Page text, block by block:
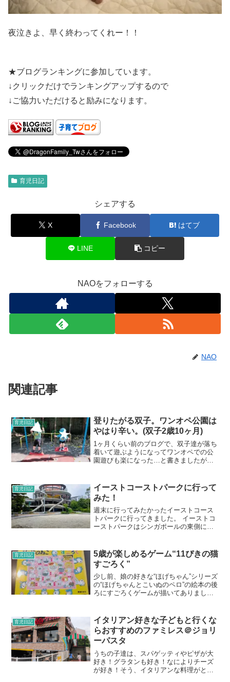
夜泣きよ、早く終わってくれー！！
★ブログランキングに参加しています。
↓クリックだけでランキングアップするので
↓ご協力いただけると励みになります。
育児日記
シェアする
X Facebook はてブ
LINE コピー
NAOをフォローする
NAO
関連記事
育児日記
登りたがる双子。ワンオペ公園は
やはり辛い。(双子2歳10ヶ月)
1ヶ月くらい前のブログで、双子達が落ち
着いて遊ぶようになってワンオペでの公
園遊びも楽になった…と書きましたが、
の娘を連れてのワンオペ公園は概ね大
変！でした。。最近...
育児日記
イーストコーストパークに行って
みた！
週末に行ってみたかったイーストコース
トパークに行ってきました。 イーストコ
ーストパークはシンガポールの東側にあ
ん。 でも、遊具がたくさんあったりカフ
[…]
育児日記
5歳が楽しめるゲーム“11ぴきの猫
すごろく”
少し前、娘の好きな“ほげちゃん”シリーズ
の“ほげちゃんとこいぬのペロ”の絵本の後
ろにすごろくゲームが描いてありまし
のですが、数は数えられるのでとても楽
しかったようで...
育児日記
イタリアン好きな子どもと行くな
らおすすめのファミレス＠ジョリ
ーパスタ
うちの子達は、スパゲッティやピザが大
好き！グラタンも好き！なによりチーズ
が好き！そう、イタリアンな料理がとて